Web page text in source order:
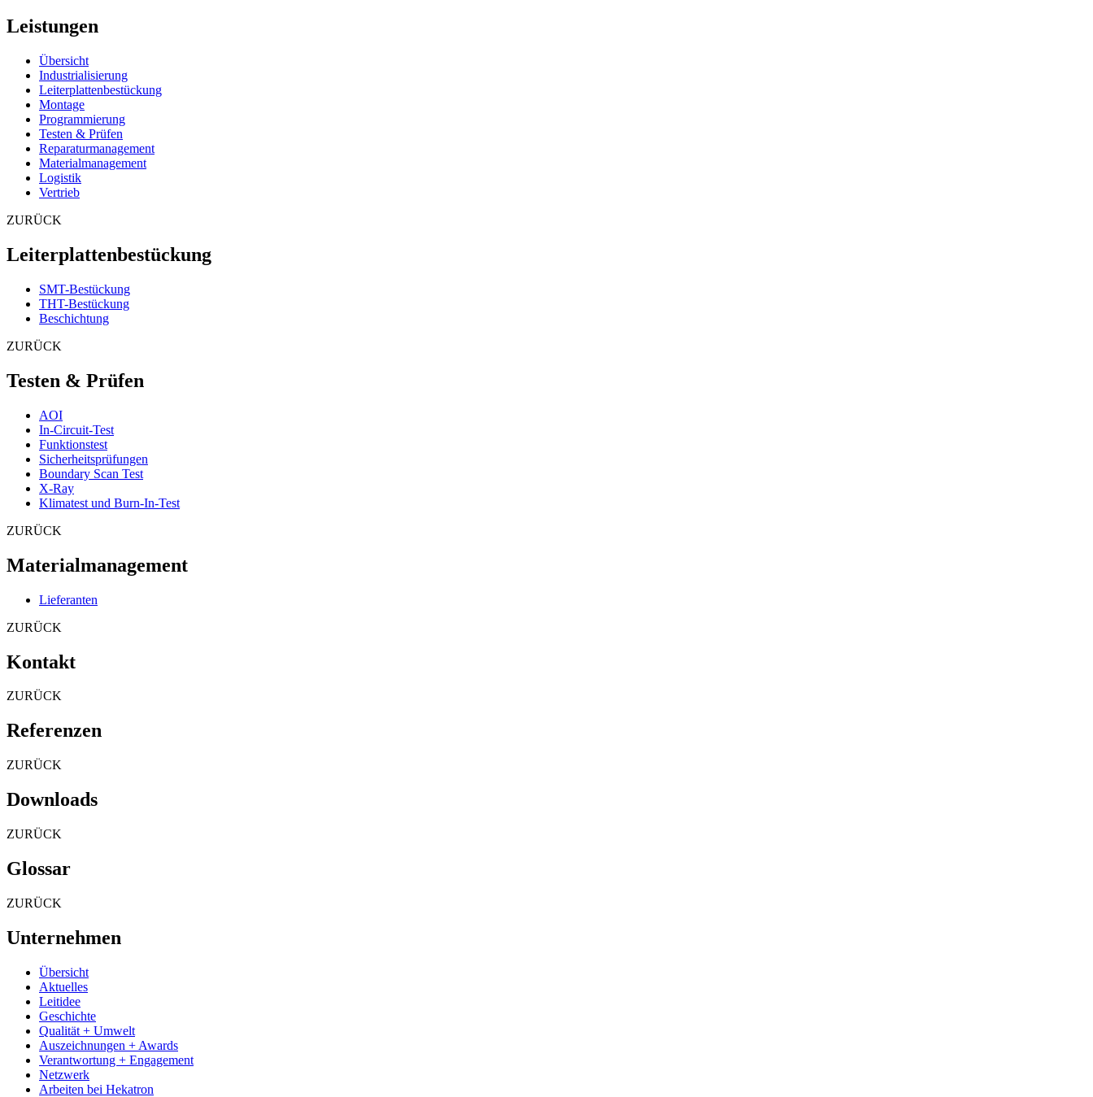
Leistungen
Übersicht
Industrialisierung
Leiterplattenbestückung
Montage
Programmierung
Testen & Prüfen
Reparaturmanagement
Materialmanagement
Logistik
Vertrieb
ZURÜCK
Leiterplattenbestückung
SMT-Bestückung
THT-Bestückung
Beschichtung
ZURÜCK
Testen & Prüfen
AOI
In-Circuit-Test
Funktionstest
Sicherheitsprüfungen
Boundary Scan Test
X-Ray
Klimatest und Burn-In-Test
ZURÜCK
Materialmanagement
Lieferanten
ZURÜCK
Kontakt
ZURÜCK
Referenzen
ZURÜCK
Downloads
ZURÜCK
Glossar
ZURÜCK
Unternehmen
Übersicht
Aktuelles
Leitidee
Geschichte
Qualität + Umwelt
Auszeichnungen + Awards
Verantwortung + Engagement
Netzwerk
Arbeiten bei Hekatron